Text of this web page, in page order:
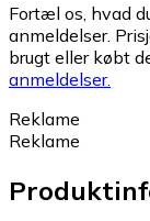
Fortæl os, hvad
anmeldelser.
brugt eller købt
anmeldelser.
Reklame
Reklame